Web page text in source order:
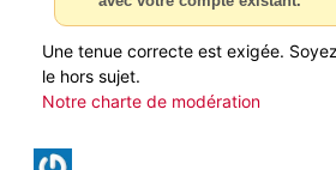
Une tenue correcte est exigée.
le hors sujet.
Notre charte de modération